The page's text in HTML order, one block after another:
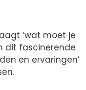
‘wat moet je
dit fascinerende
en ervaringen’